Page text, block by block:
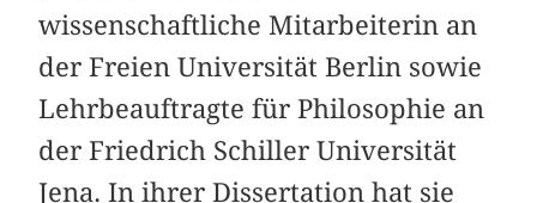
wissenschaftliche Mitarbeiterin an
der Freien Universität Berlin sowie
Lehrbeauftragte für Philosophie an
der Friedrich Schiller Universität
Jena. In ihrer Dissertation hat sie